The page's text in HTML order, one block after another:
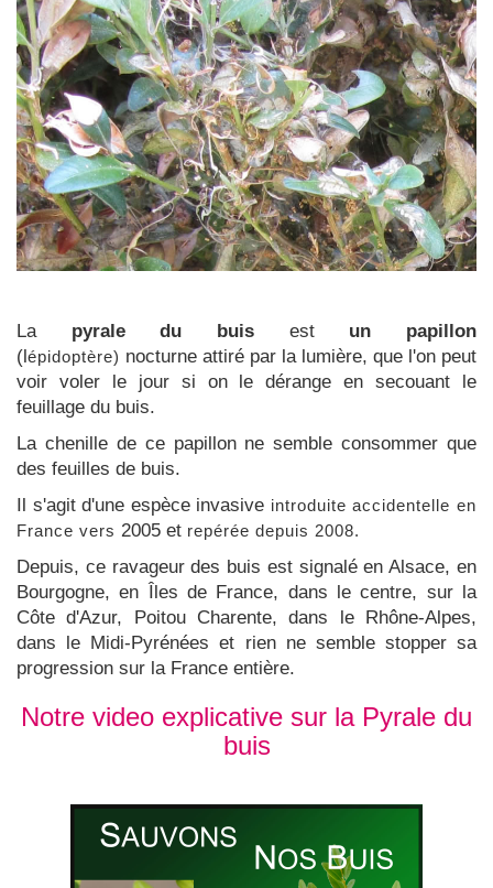
La pyrale du buis est un papillon
(lépidoptère) nocturne attiré par la lumière, que l'on peut
voir voler le jour si on le dérange en secouant le
feuillage du buis.
La chenille de ce papillon ne semble consommer que
des feuilles de buis.
Il s'agit d'une espèce invasive introduite accidentelle en
France vers 2005 et repérée depuis 2008.
Depuis, ce ravageur des buis est signalé en Alsace, en
Bourgogne, en Îles de France, dans le centre, sur la
Côte d'Azur, Poitou Charente, dans le Rhône-Alpes,
dans le Midi-Pyrénées et rien ne semble stopper sa
progression sur la France entière.
Notre video explicative sur la Pyrale du
buis